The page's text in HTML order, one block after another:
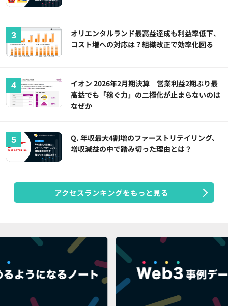
オリエンタルランド最高益達成も利益率低下、
コスト増への対応は？組織改正で効率化図る
イオン 2026年2月期決算 営業利益2期ぶり最
高益でも「稼ぐ力」の二極化が止まらないのは
なぜか
Q. 年収最大4割増のファーストリテイリング、
増収減益の中で踏み切った理由とは？
アクセスランキングをもっと見る